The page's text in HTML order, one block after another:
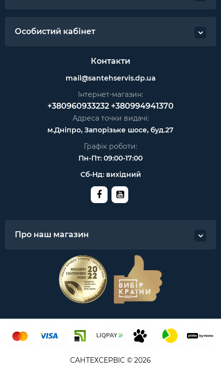
Особистий кабінет
Контакти
mail@santehservis.dp.ua
Інтернет-магазин:
+380960933232 +380994941370
Адреса точки видачі:
м.Дніпро, Запорізьке шосе, буд.27
Графік роботи:
Пн-Пт: 09:00-17:00
Сб-Нд: вихідний
Про наш магазин
САНТЕХСЕРВІС © 2026